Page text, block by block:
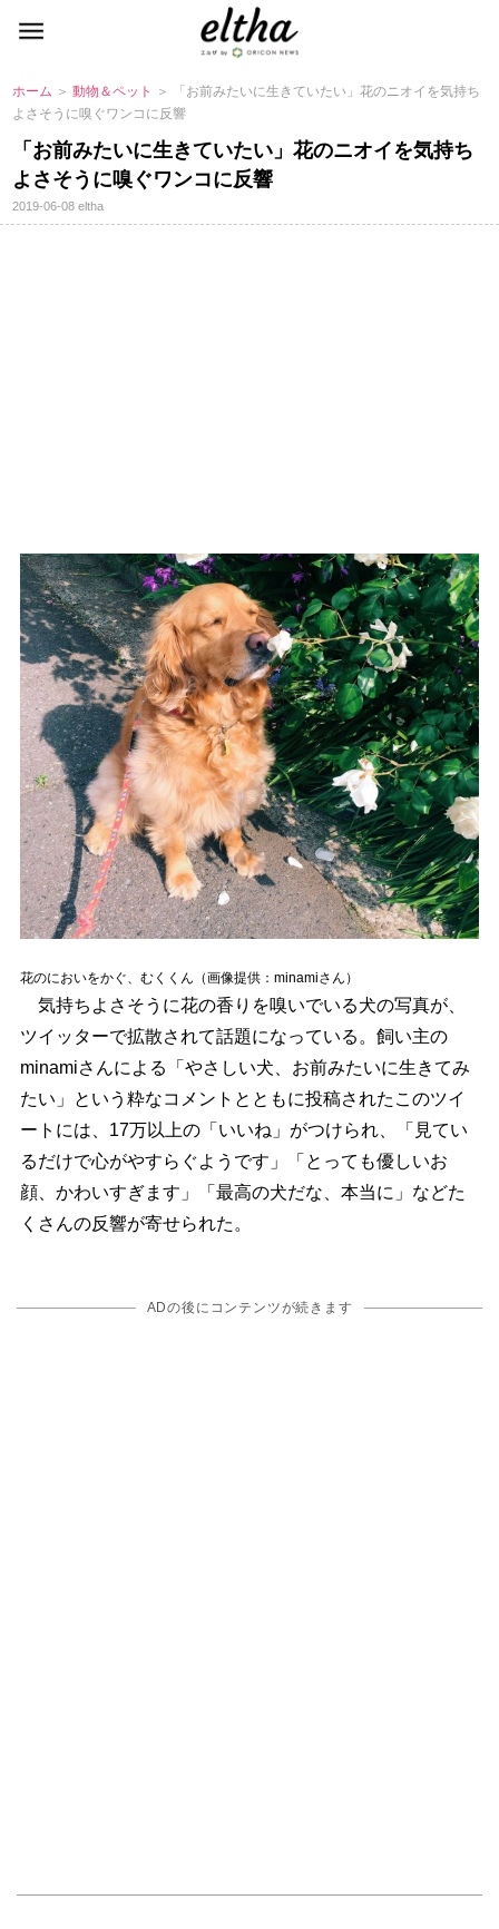
ホーム ＞動物＆ペット
＞ 「お前みたいに生きていたい」花のニオイを気持ち
よさそうに嗅ぐワンコに反響
「お前みたいに生きていたい」花のニオイを気持ち
よさそうに嗅ぐワンコに反響
2019-06-08eltha
花のにおいをかぐ、むくくん（画像提供：minamiさん）
気持ちよさそうに花の香りを嗅いでいる犬の写真が、
ツイッターで拡散されて話題になっている。飼い主の
minamiさんによる「やさしい犬、お前みたいに生きてみ
たい」という粋なコメントとともに投稿されたこのツイ
ートには、17万以上の「いいね」がつけられ、「見てい
るだけで心がやすらぐようです」「とっても優しいお
顔、かわいすぎます」「最高の犬だな、本当に」などた
くさんの反響が寄せられた。
ADの後にコンテンツが続きます